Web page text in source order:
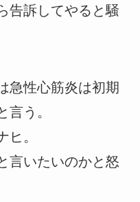
告訴してやると騒
急性心筋炎は初期
言う。
ヒ。
言いたいのかと怒